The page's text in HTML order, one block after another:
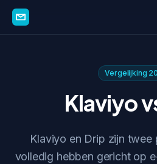
Vergelijking
Klaviyo
Klaviyo en Drip zijn twee
volledig hebben gericht op